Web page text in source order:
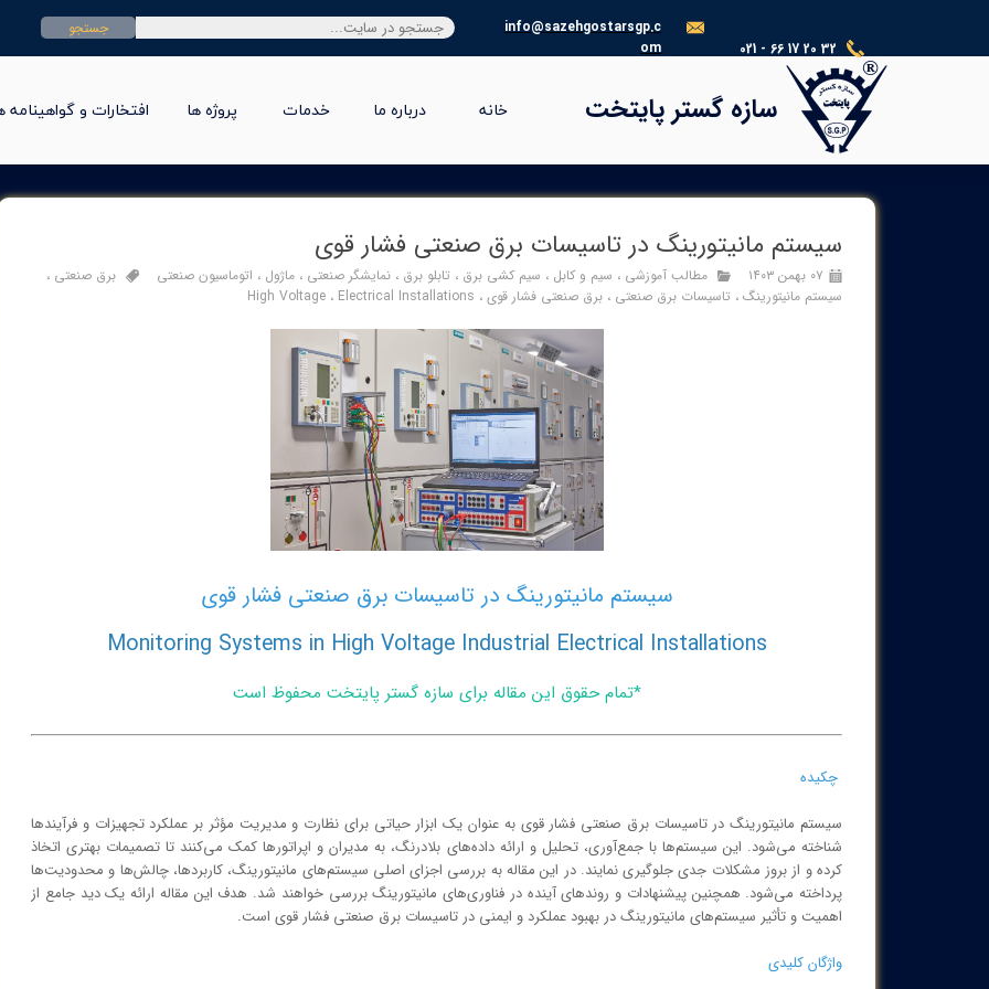
021 - 66 17 20 32
info@sazehgostarsgp.c
om
جستجو
سازه گستر پایتخت
®​​​​​​​
خانه درباره ما خدمات پروژه ها افتخارات و گواهینامه
سیستم مانیتورینگ در تاسیسات برق صنعتی فشار قوی
۰۷ بهمن ۱۴۰۳ مطالب آموزشی ، سیم و کابل ، سیم کشی برق ، تابلو برق ، نمایشگر صنعتی ، ماژول ، اتوماسیون صنعتی برق صنعتی ،
سیستم مانیتورینگ ، تاسیسات برق صنعتی ، برق صنعتی فشار قوی ، High Voltage ، Electrical Installations
سیستم مانیتورینگ در تاسیسات برق صنعتی فشار قوی
Monitoring Systems in High Voltage Industrial Electrical Installations
*تمام حقوق این مقاله برای سازه گستر پایتخت محفوظ است
چکیده
سیستم مانیتورینگ در تاسیسات برق صنعتی فشار قوی به عنوان یک ابزار حیاتی برای نظارت و مدیریت مؤثر بر عملکرد تجهیزات و فرآیندها
شناخته می‌شود. این سیستم‌ها با جمع‌آوری، تحلیل و ارائه داده‌های بلادرنگ، به مدیران و اپراتورها کمک می‌کنند تا تصمیمات بهتری اتخاذ
کرده و از بروز مشکلات جدی جلوگیری نمایند. در این مقاله به بررسی اجزای اصلی سیستم‌های مانیتورینگ، کاربردها، چالش‌ها و محدودیت‌ها
پرداخته می‌شود. همچنین پیشنهادات و روندهای آینده در فناوری‌های مانیتورینگ بررسی خواهند شد. هدف این مقاله ارائه یک دید جامع از
اهمیت و تأثیر سیستم‌های مانیتورینگ در بهبود عملکرد و ایمنی در تاسیسات برق صنعتی فشار قوی است.
واژگان کلیدی